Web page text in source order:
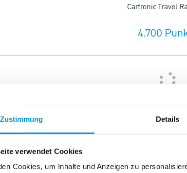
Zustimmung Details
verwendet Cookies
Cookies, um Inhalte und Anzeigen zu
Cartronic Travel
4.700
Cartronic Autorennbahn